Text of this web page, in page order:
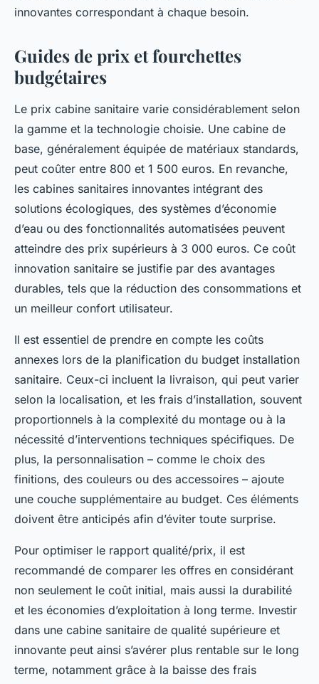
innovantes correspondant à chaque besoin.
Guides de prix et fourchettes
budgétaires
Le prix cabine sanitaire varie considérablement selon
la gamme et la technologie choisie. Une cabine de
base, généralement équipée de matériaux standards,
peut coûter entre 800 et 1 500 euros. En revanche,
les cabines sanitaires innovantes intégrant des
solutions écologiques, des systèmes d’économie
d’eau ou des fonctionnalités automatisées peuvent
atteindre des prix supérieurs à 3 000 euros. Ce coût
innovation sanitaire se justifie par des avantages
durables, tels que la réduction des consommations et
un meilleur confort utilisateur.
Il est essentiel de prendre en compte les coûts
annexes lors de la planification du budget installation
sanitaire. Ceux-ci incluent la livraison, qui peut varier
selon la localisation, et les frais d’installation, souvent
proportionnels à la complexité du montage ou à la
nécessité d’interventions techniques spécifiques. De
plus, la personnalisation – comme le choix des
finitions, des couleurs ou des accessoires – ajoute
une couche supplémentaire au budget. Ces éléments
doivent être anticipés afin d’éviter toute surprise.
Pour optimiser le rapport qualité/prix, il est
recommandé de comparer les offres en considérant
non seulement le coût initial, mais aussi la durabilité
et les économies d’exploitation à long terme. Investir
dans une cabine sanitaire de qualité supérieure et
innovante peut ainsi s’avérer plus rentable sur le long
terme, notamment grâce à la baisse des frais